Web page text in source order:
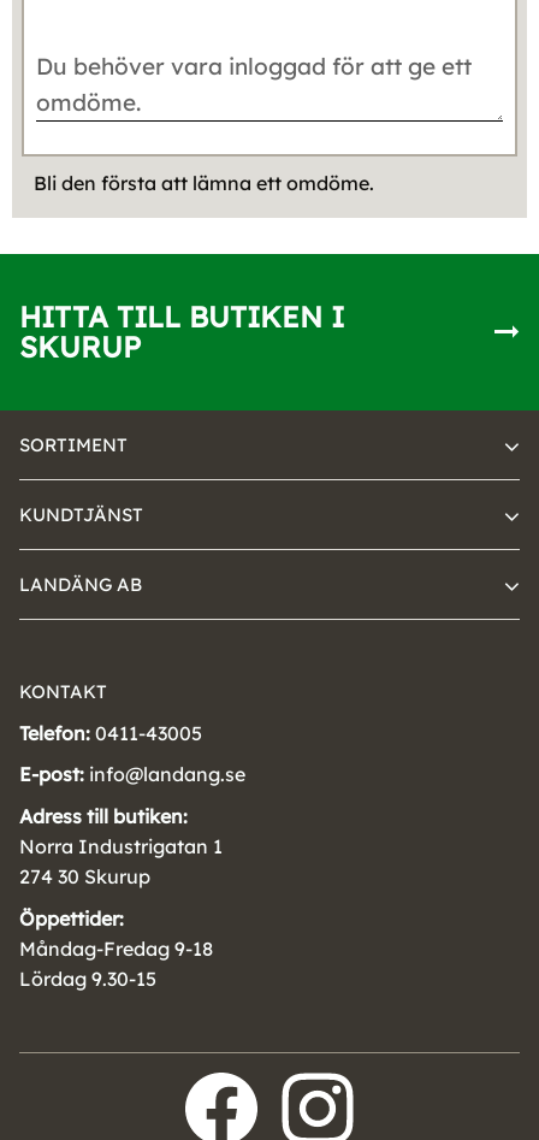
Bli den första att lämna ett omdöme.
HITTA TILL BUTIKEN I
SKURUP
SORTIMENT
KUNDTJÄNST
LANDÄNG AB
KONTAKT
Telefon: 0411-43005
E-post: info@landang.se
Adress till butiken:
Norra Industrigatan 1
274 30 Skurup
Öppettider:
Måndag-Fredag 9-18
Lördag 9.30-15